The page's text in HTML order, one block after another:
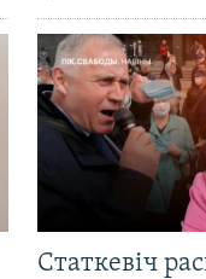
Статкевіч